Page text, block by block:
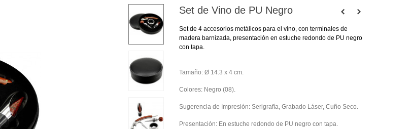
Set de Vino de PU Negro
Set de 4 accesorios metálicos para el vino, con terminales de
madera barnizada, presentación en estuche redondo de PU negro
con tapa.
Tamaño: Ø 14.3 x 4 cm.
Colores: Negro (08).
Sugerencia de Impresión: Serigrafía, Grabado Láser, Cuño Seco.
Presentación: En estuche redondo de PU negro con tapa.